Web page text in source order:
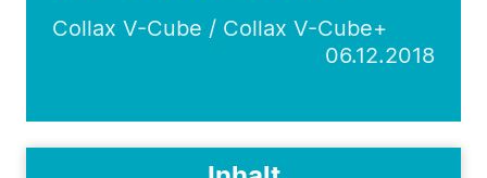
Collax V-Cube / Collax V-Cube+
06.12.2018